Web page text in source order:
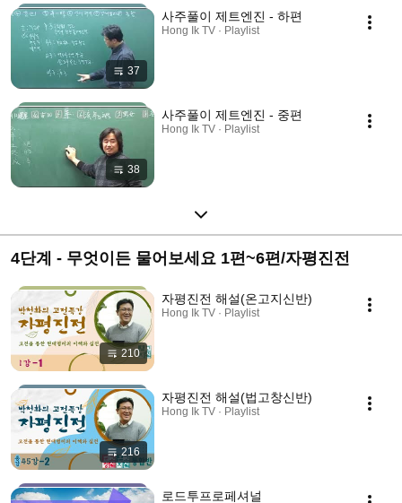
37
사주풀이 제트엔진 - 하편
Hong Ik TV · Playlist
38
사주풀이 제트엔진 - 중편
Hong Ik TV · Playlist
4단계 - 무엇이든 물어보세요 1편~6편/자평진전
210
자평진전 해설(온고지신반)
Hong Ik TV · Playlist
216
자평진전 해설(법고창신반)
Hong Ik TV · Playlist
로드투프로페셔널